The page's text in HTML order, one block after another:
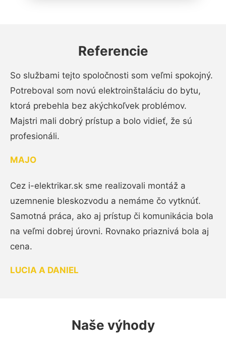
Referencie
So službami tejto spoločnosti som veľmi spokojný.
Potreboval som novú elektroinštaláciu do bytu,
ktorá prebehla bez akýchkoľvek problémov.
Majstri mali dobrý prístup a bolo vidieť, že sú
profesionáli.
MAJO
Cez i-elektrikar.sk sme realizovali montáž a
uzemnenie bleskozvodu a nemáme čo vytknúť.
Samotná práca, ako aj prístup či komunikácia bola
na veľmi dobrej úrovni. Rovnako priaznivá bola aj
cena.
LUCIA A DANIEL
Naše výhody